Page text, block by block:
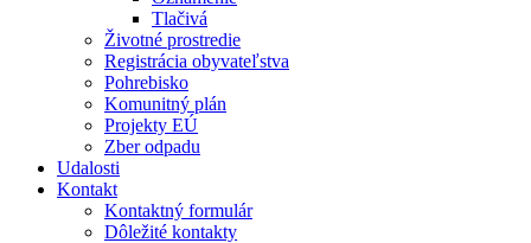
Tlačivá
Životné prostredie
Registrácia obyvateľstva
Pohrebisko
Komunitný plán
Projekty EÚ
Zber odpadu
Udalosti
Kontakt
Kontaktný formulár
Dôležité kontakty